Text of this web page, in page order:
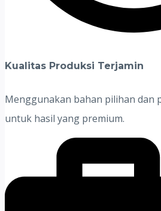
Kualitas Produksi Terjamin
Menggunakan bahan pilihan dan
untuk hasil yang premium.